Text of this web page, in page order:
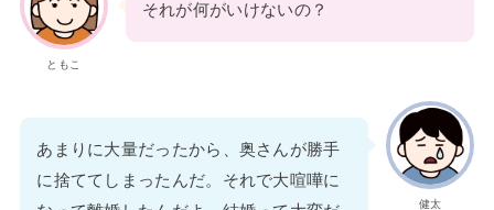
ともこ
それが何がいけないの？
健太
あまりに大量だったから、奥さんが勝手
に捨ててしまったんだ。それで大喧嘩に